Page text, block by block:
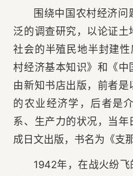
围绕中国农村经济
泛的调查研究，以论证
社会的半殖民地半封建
村经济基本知识》和《
由新知书店出版，前者
的农业经济学，后者是
系、生产力的状况，当
成日文出版，书名为《支
1942年，在战火纷